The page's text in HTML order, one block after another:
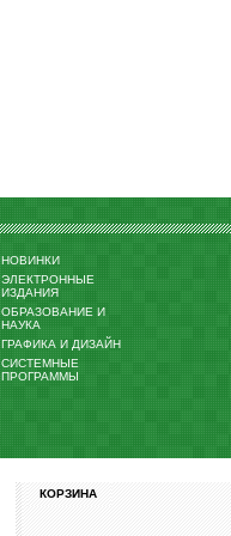
НОВИНКИ
ЭЛЕКТРОННЫЕ
ИЗДАНИЯ
ОБРАЗОВАНИЕ И
НАУКА
ГРАФИКА И ДИЗАЙН
СИСТЕМНЫЕ
ПРОГРАММЫ
КОРЗИНА